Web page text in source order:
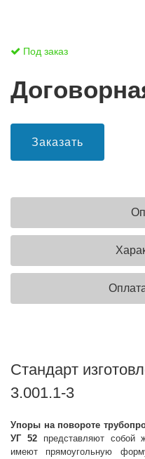
Под заказ
Заказать
Стандарт
3.001.1-3
Упоры на повороте
УГ 52 представляют собой
имеют прямоугольную